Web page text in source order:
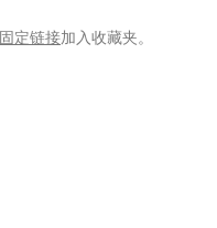
固定链接加入收藏夹。